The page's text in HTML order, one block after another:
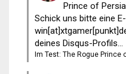
Prince of
Schick uns bitte eine
deines Disqus-Profils...
Im Test: The Rogue Prince